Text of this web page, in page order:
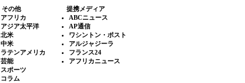
その他
アフリカ
アジア太平洋
北米
中米
ラテンアメリカ
芸能
スポーツ
コラム
提携メディア
ABCニュース
AP通信
ワシントン・ポスト
アルジャジーラ
フランス24
アフリカニュース